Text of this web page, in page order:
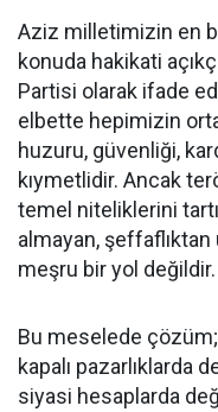
Aziz milletimizin en
konuda hakikati
Partisi olarak ifade
elbette hepimizin
huzuru, güvenliği,
kıymetlidir. Ancak
temel niteliklerini
almayan, şeffaflıktan
meşru bir yol değildir.
Bu meselede
kapalı pazarlıklarda
siyasi hesaplarda